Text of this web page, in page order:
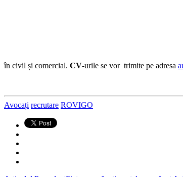
în civil și comercial. CV-urile se vor trimite pe adresa
Avocați recrutare ROVIGO